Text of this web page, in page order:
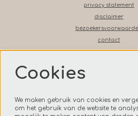
privacy statement
disclaimer
contact
Volg ons op social
Cookies
We maken gebruik van cookies en
om het gebruik van de website te